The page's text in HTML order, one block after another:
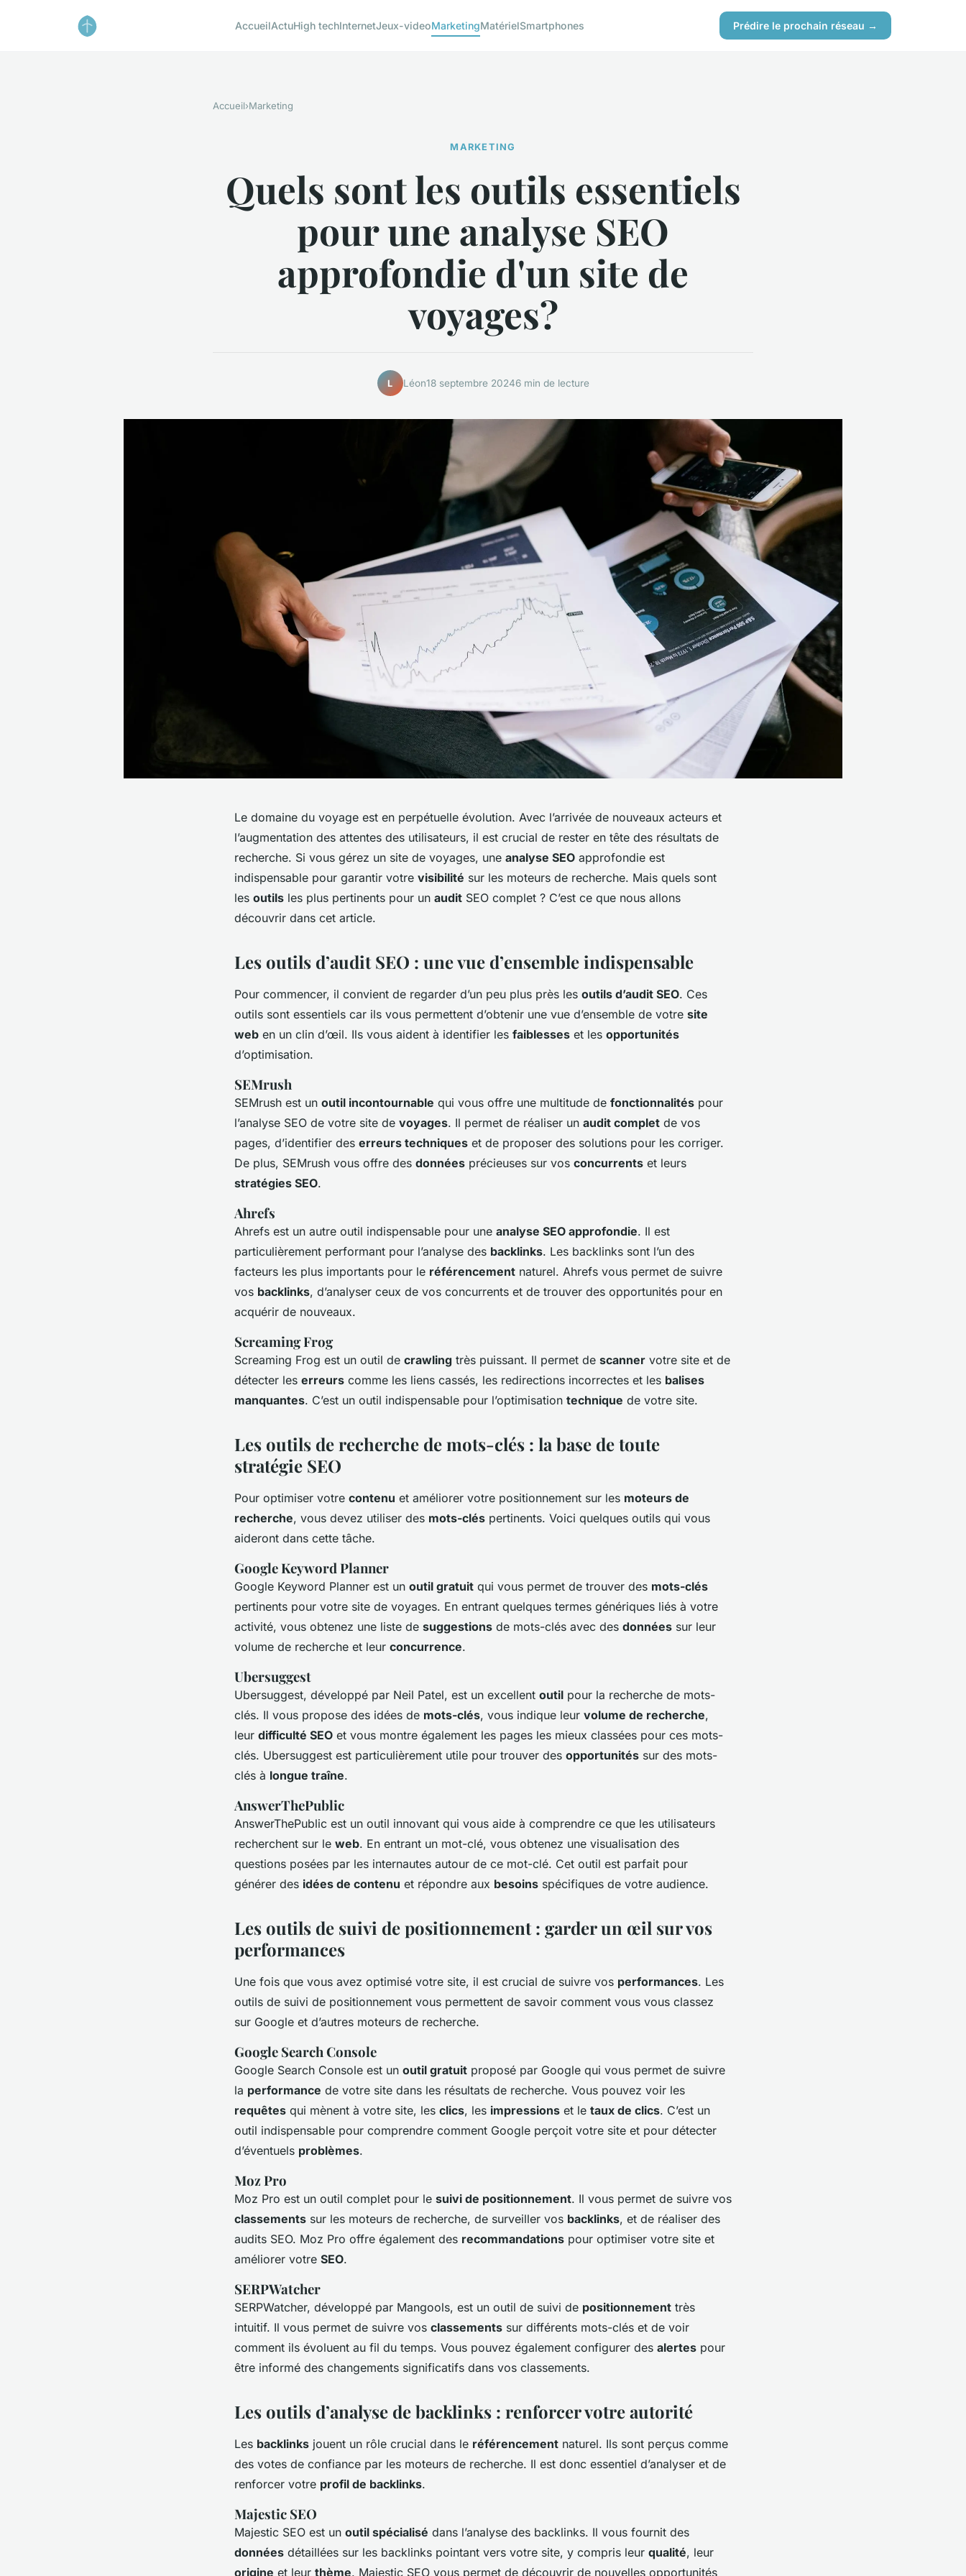
AccueilActuHigh techInternetJeux-videoMarketingMatérielSmartphones Prédire le prochain réseau →
Accueil›Marketing
MARKETING
Quels sont les outils essentiels
pour une analyse SEO
approfondie d'un site de
voyages?
L Léon18 septembre 20246 min de lecture
Le domaine du voyage est en perpétuelle évolution. Avec l’arrivée de nouveaux acteurs et
l’augmentation des attentes des utilisateurs, il est crucial de rester en tête des résultats de
recherche. Si vous gérez un site de voyages, une analyse SEO approfondie est
indispensable pour garantir votre visibilité sur les moteurs de recherche. Mais quels sont
les outils les plus pertinents pour un audit SEO complet ? C’est ce que nous allons
découvrir dans cet article.
Les outils d’audit SEO : une vue d’ensemble indispensable
Pour commencer, il convient de regarder d’un peu plus près les outils d’audit SEO. Ces
outils sont essentiels car ils vous permettent d’obtenir une vue d’ensemble de votre site
web en un clin d’œil. Ils vous aident à identifier les faiblesses et les opportunités
d’optimisation.
SEMrush
SEMrush est un outil incontournable qui vous offre une multitude de fonctionnalités pour
l’analyse SEO de votre site de voyages. Il permet de réaliser un audit complet de vos
pages, d’identifier des erreurs techniques et de proposer des solutions pour les corriger.
De plus, SEMrush vous offre des données précieuses sur vos concurrents et leurs
stratégies SEO.
Ahrefs
Ahrefs est un autre outil indispensable pour une analyse SEO approfondie. Il est
particulièrement performant pour l’analyse des backlinks. Les backlinks sont l’un des
facteurs les plus importants pour le référencement naturel. Ahrefs vous permet de suivre
vos backlinks, d’analyser ceux de vos concurrents et de trouver des opportunités pour en
acquérir de nouveaux.
Screaming Frog
Screaming Frog est un outil de crawling très puissant. Il permet de scanner votre site et de
détecter les erreurs comme les liens cassés, les redirections incorrectes et les balises
manquantes. C’est un outil indispensable pour l’optimisation technique de votre site.
Les outils de recherche de mots-clés : la base de toute
stratégie SEO
Pour optimiser votre contenu et améliorer votre positionnement sur les moteurs de
recherche, vous devez utiliser des mots-clés pertinents. Voici quelques outils qui vous
aideront dans cette tâche.
Google Keyword Planner
Google Keyword Planner est un outil gratuit qui vous permet de trouver des mots-clés
pertinents pour votre site de voyages. En entrant quelques termes génériques liés à votre
activité, vous obtenez une liste de suggestions de mots-clés avec des données sur leur
volume de recherche et leur concurrence.
Ubersuggest
Ubersuggest, développé par Neil Patel, est un excellent outil pour la recherche de mots-
clés. Il vous propose des idées de mots-clés, vous indique leur volume de recherche,
leur difficulté SEO et vous montre également les pages les mieux classées pour ces mots-
clés. Ubersuggest est particulièrement utile pour trouver des opportunités sur des mots-
clés à longue traîne.
AnswerThePublic
AnswerThePublic est un outil innovant qui vous aide à comprendre ce que les utilisateurs
recherchent sur le web. En entrant un mot-clé, vous obtenez une visualisation des
questions posées par les internautes autour de ce mot-clé. Cet outil est parfait pour
générer des idées de contenu et répondre aux besoins spécifiques de votre audience.
Les outils de suivi de positionnement : garder un œil sur vos
performances
Une fois que vous avez optimisé votre site, il est crucial de suivre vos performances. Les
outils de suivi de positionnement vous permettent de savoir comment vous vous classez
sur Google et d’autres moteurs de recherche.
Google Search Console
Google Search Console est un outil gratuit proposé par Google qui vous permet de suivre
la performance de votre site dans les résultats de recherche. Vous pouvez voir les
requêtes qui mènent à votre site, les clics, les impressions et le taux de clics. C’est un
outil indispensable pour comprendre comment Google perçoit votre site et pour détecter
d’éventuels problèmes.
Moz Pro
Moz Pro est un outil complet pour le suivi de positionnement. Il vous permet de suivre vos
classements sur les moteurs de recherche, de surveiller vos backlinks, et de réaliser des
audits SEO. Moz Pro offre également des recommandations pour optimiser votre site et
améliorer votre SEO.
SERPWatcher
SERPWatcher, développé par Mangools, est un outil de suivi de positionnement très
intuitif. Il vous permet de suivre vos classements sur différents mots-clés et de voir
comment ils évoluent au fil du temps. Vous pouvez également configurer des alertes pour
être informé des changements significatifs dans vos classements.
Les outils d’analyse de backlinks : renforcer votre autorité
Les backlinks jouent un rôle crucial dans le référencement naturel. Ils sont perçus comme
des votes de confiance par les moteurs de recherche. Il est donc essentiel d’analyser et de
renforcer votre profil de backlinks.
Majestic SEO
Majestic SEO est un outil spécialisé dans l’analyse des backlinks. Il vous fournit des
données détaillées sur les backlinks pointant vers votre site, y compris leur qualité, leur
origine et leur thème. Majestic SEO vous permet de découvrir de nouvelles opportunités